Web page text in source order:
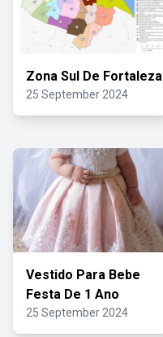
Zona Sul De Fortaleza
25 September 2024
Vestido Para Bebe
Festa De 1 Ano
25 September 2024